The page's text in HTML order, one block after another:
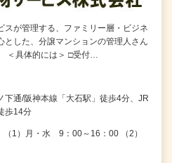
スが管理する、ファミリー層・ビジネ
とした、分譲マンションの管理人さん
＜具体的には＞ □受付…
下通/阪神本線「大石駅」徒歩4分、JR
歩14分
（1）月・水 9：00～16：00 （2）